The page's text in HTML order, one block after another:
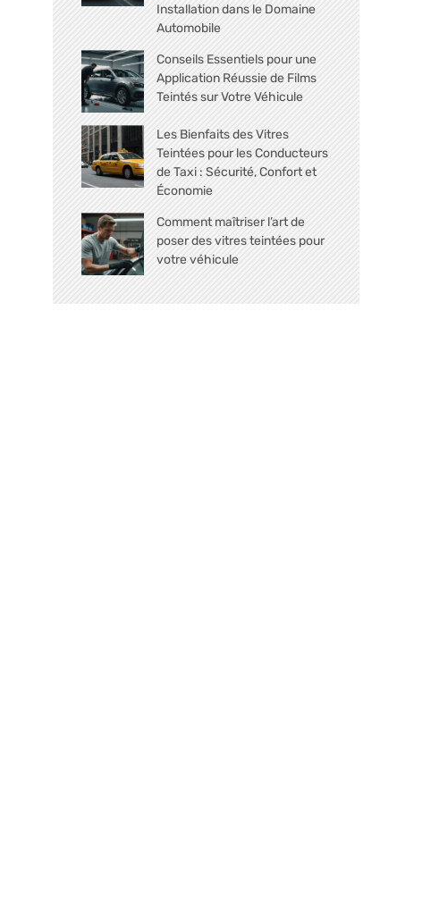
Installation dans le Domaine
Automobile
Conseils Essentiels pour une
Application Réussie de Films
Teintés sur Votre Véhicule
Les Bienfaits des Vitres
Teintées pour les Conducteurs
de Taxi : Sécurité, Confort et
Économie
Comment maîtriser l’art de
poser des vitres teintées pour
votre véhicule